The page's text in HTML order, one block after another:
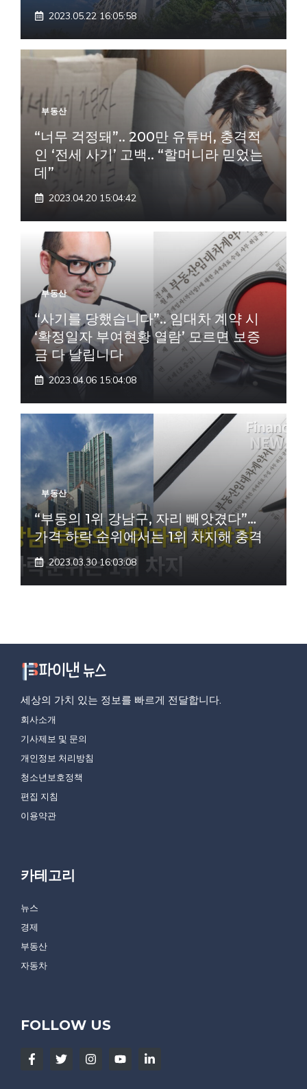
2023.05.22 16:05:58
부동산
“너무 걱정돼”.. 200만 유튜버, 충격적
인 ‘전세 사기’ 고백.. “할머니라 믿었는
데”
2023.04.20 15:04:42
부동산
“사기를 당했습니다”.. 임대차 계약 시
‘확정일자 부여현황 열람’ 모르면 보증
금 다 날립니다
2023.04.06 15:04:08
부동산
“부동의 1위 강남구, 자리 빼앗겼다”…
가격 하락 순위에서는 1위 차지해 충격
2023.03.30 16:03:08
세상의 가치 있는 정보를 빠르게 전달합니다.
회사소개
기사제보 및 문의
개인정보 처리방침
청소년보호정책
편집 지침
이용약관
카테고리
뉴스
경제
부동산
자동차
FOLLOW US